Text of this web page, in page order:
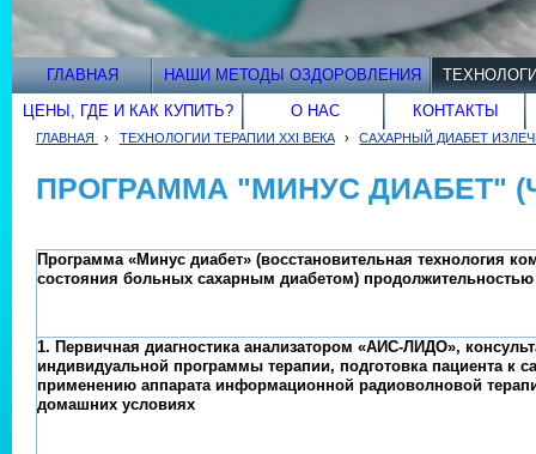
ГЛАВНАЯ НАШИ МЕТОДЫ ОЗДОРОВЛЕНИЯ
ЦЕНЫ, ГДЕ И КАК КУПИТЬ? О НАС КОНТАКТЫ
ГЛАВНАЯ › ТЕХНОЛОГИИ ТЕРАПИИ XXI ВЕКА › САХАРНЫЙ ДИАБЕТ
ПРОГРАММА "МИНУС ДИАБЕТ"
Программа «Минус диабет» (восстановительная технология
состояния больных сахарным диабетом) продолжительностью
1. Первичная диагностика анализатором «АИС-ЛИДО»,
индивидуальной программы терапии, подготовка пациента к
применению аппарата информационной радиоволновой
домашних условиях